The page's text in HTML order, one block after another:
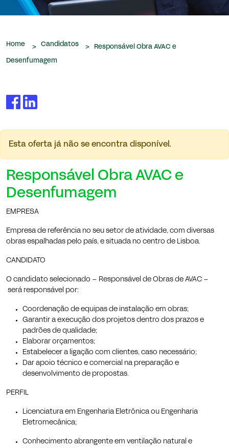
que nos são confiados.
Home > Candidatos > Responsável Obra AVAC e
Desenfumagem
Esta oferta já não se encontra disponível.
Responsável Obra AVAC e
Desenfumagem
EMPRESA
Empresa de referência no seu setor de atividade, com diversas
obras espalhadas pelo país, e situada no centro de Lisboa.
CANDIDATO
O candidato selecionado – Responsável de Obras de AVAC –
será responsável por:
Coordenação de equipas de instalação em obras;
Garantir a execução dos projetos dentro dos prazos e
padrões de qualidade;
Elaborar orçamentos;
Estabelecer a ligação com clientes, caso necessário;
Dar apoio técnico e comercial na preparação e
desenvolvimento de propostas.
PERFIL
Licenciatura em Engenharia Eletrônica ou Engenharia
Eletromecânica;
Conhecimento abrangente em ventilação natural e